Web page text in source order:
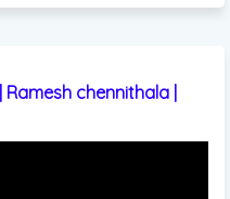
chennithala |